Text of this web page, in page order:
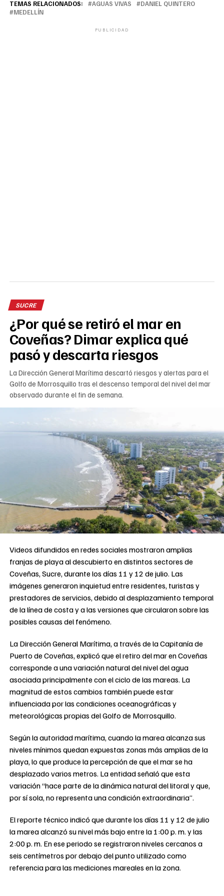
TEMAS RELACIONADOS: AGUAS VIVAS
DANIEL QUINTERO
MEDELLÍN
PUBLICIDAD
SUCRE
¿Por qué se retiró el mar en
Coveñas? Dimar explica qué
pasó y descarta riesgos
La Dirección General Marítima descartó riesgos y alertas para el
Golfo de Morrosquillo tras el descenso temporal del nivel del mar
observado durante el fin de semana.
Videos difundidos en redes sociales mostraron amplias
franjas de playa al descubierto en distintos sectores de
Coveñas, Sucre, durante los días 11 y 12 de julio. Las
imágenes generaron inquietud entre residentes, turistas y
prestadores de servicios, debido al desplazamiento temporal
de la línea de costa y a las versiones que circularon sobre las
posibles causas del fenómeno.
La Dirección General Marítima, a través de la Capitanía de
Puerto de Coveñas, explicó que el retiro del mar en Coveñas
corresponde a una variación natural del nivel del agua
asociada principalmente con el ciclo de las mareas. La
magnitud de estos cambios también puede estar
influenciada por las condiciones oceanográficas y
meteorológicas propias del Golfo de Morrosquillo.
Según la autoridad marítima, cuando la marea alcanza sus
niveles mínimos quedan expuestas zonas más amplias de la
playa, lo que produce la percepción de que el mar se ha
desplazado varios metros. La entidad señaló que esta
variación “hace parte de la dinámica natural del litoral y que,
por sí sola, no representa una condición extraordinaria”.
El reporte técnico indicó que durante los días 11 y 12 de julio
la marea alcanzó su nivel más bajo entre la 1:00 p. m. y las
2:00 p. m. En ese periodo se registraron niveles cercanos a
seis centímetros por debajo del punto utilizado como
referencia para las mediciones mareales en la zona.